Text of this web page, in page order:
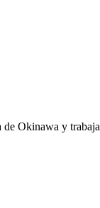
Okinawa y